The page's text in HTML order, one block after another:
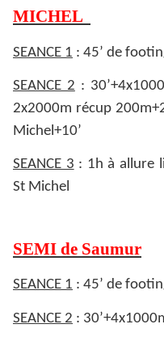
MICHEL
SEANCE 1 : 45’ de
SEANCE 2 :
2x2000m récup
Michel+10’
SEANCE 3 : 1h à allure
St Michel
SEMI de Saumur
SEANCE 1 : 45’ de
SEANCE 2 :